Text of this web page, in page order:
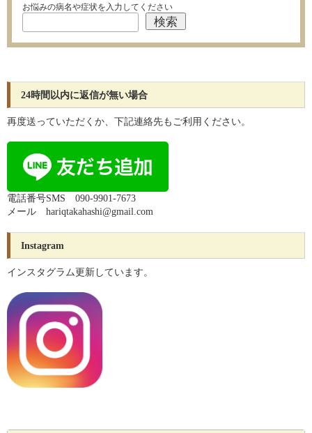
お悩みの病名や症状を入力してください
24時間以内に返信が無い場合
再度送っていただくか、下記連絡先もご利用ください。
電話番号SMS 090-9901-7673
メール hariqtakahashi@gmail.com
Instagram
インスタグラム更新しています。